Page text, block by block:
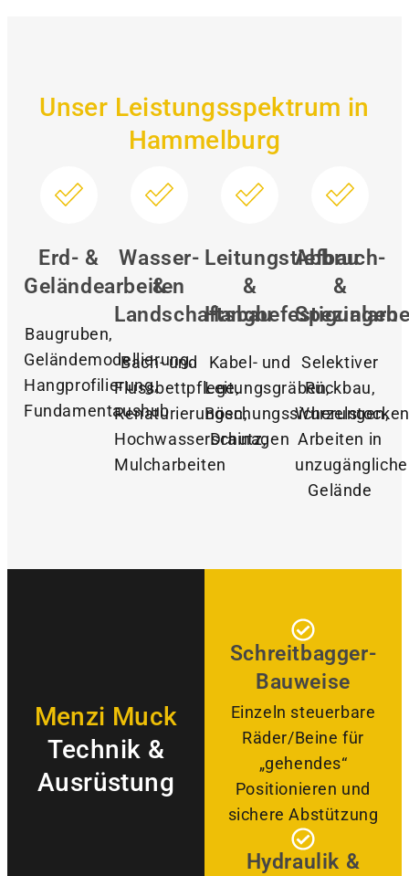
Unser Leistungsspektrum in
Hammelburg
Erd- &
Geländearbeiten
Baugruben,
Geländemodellierung,
Hangprofilierung,
Fundamentaushub
Wasser-
&
Landschaftsbau
Bach- und
Flussbettpflege,
Renaturierungen,
Hochwasserschutz,
Mulcharbeiten
Leitungstiefbau
&
Hangbefestigungen
Kabel- und
Leitungsgräben,
Böschungssicherungen,
Drainagen
Abbruch-
&
Selektiver
Rückbau,
Arbeiten in
Gelände
Menzi Muck
Technik &
Ausrüstung
Schreitbagger-
Bauweise
Einzeln steuerbare
Räder/Beine für
„gehendes“
Positionieren und
sichere Abstützung
Hydraulik &